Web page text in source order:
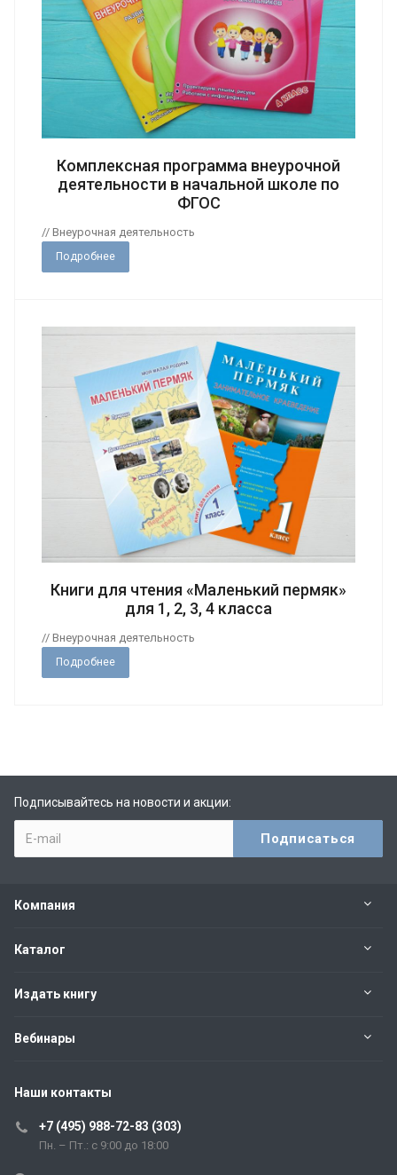
Комплексная программа внеурочной
деятельности в начальной школе по
ФГОС
// Внеурочная деятельность
Подробнее
Книги для чтения «Маленький пермяк»
для 1, 2, 3, 4 класса
// Внеурочная деятельность
Подробнее
Подписывайтесь на новости и акции:
Компания
Каталог
Издать книгу
Вебинары
Наши контакты
+7 (495) 988-72-83 (303)
Пн. – Пт.: с 9:00 до 18:00